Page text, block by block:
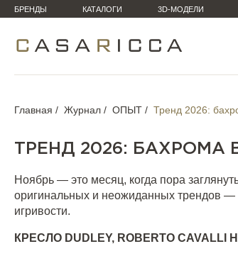
БРЕНДЫ КАТАЛОГИ 3D-МОДЕЛИ
Главная Журнал ОПЫТ Тренд 2026:
ТРЕНД 2026: БАХРОМА
Ноябрь — это месяц, когда пора
оригинальных и неожиданных трендов —
игривости.
КРЕСЛО DUDLEY, ROBERTO CAVALLI